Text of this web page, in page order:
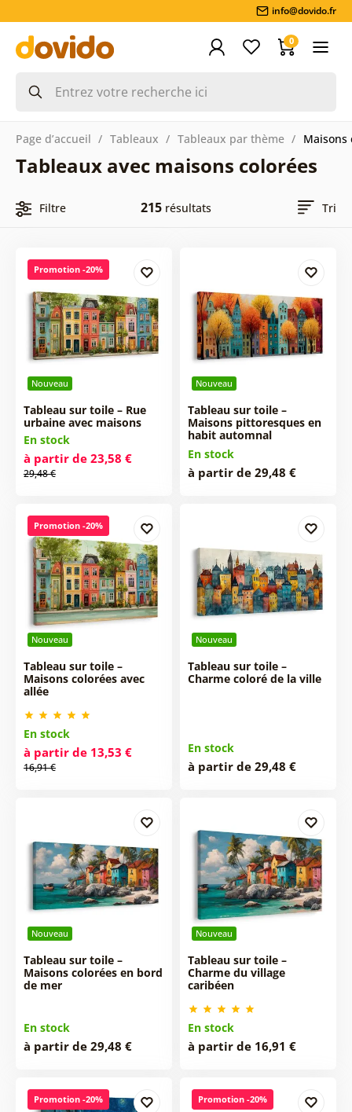
info@dovido.fr
0
Page d’accueil Tableaux Tableaux par thème Maisons
Tableaux avec maisons colorées
Filtre 215 résultats Tri
Nouveau
Promotion -20%
Tableau sur toile – Rue
urbaine avec maisons
En stock
à partir de 23,58 €
29,48 €
Nouveau
Tableau sur toile –
Maisons pittoresques en
habit automnal
En stock
à partir de 29,48 €
Nouveau
Promotion -20%
Tableau sur toile –
Maisons colorées avec
allée
En stock
à partir de 13,53 €
16,91 €
Nouveau
Tableau sur toile –
Charme coloré de la ville
En stock
à partir de 29,48 €
Nouveau
Tableau sur toile –
Maisons colorées en bord
de mer
En stock
à partir de 29,48 €
Nouveau
Tableau sur toile –
Charme du village
caribéen
En stock
à partir de 16,91 €
Promotion -20% Promotion -20%